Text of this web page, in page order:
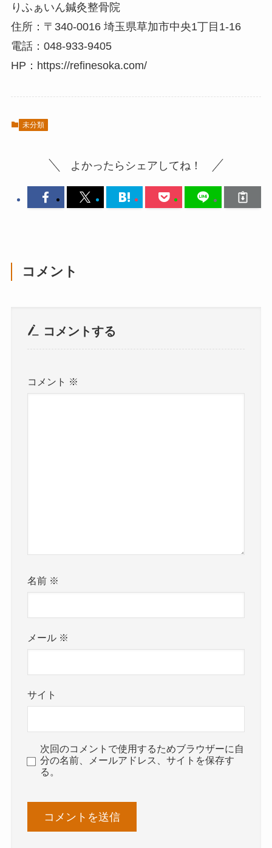
りふぁいん鍼灸整骨院
住所：〒340-0016 埼玉県草加市中央1丁目1-16
電話：048-933-9405
HP：https://refinesoka.com/
未分類
よかったらシェアしてね！
コメント
コメントする
コメント ※
名前 ※
メール ※
サイト
次回のコメントで使用するためブラウザーに自
分の名前、メールアドレス、サイトを保存す
る。